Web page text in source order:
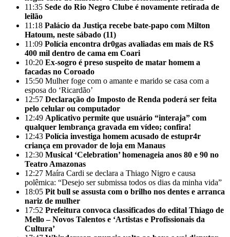
11:35 Sede do Rio Negro Clube é novamente retirada de
leilão
11:18 Palácio da Justiça recebe bate-papo com Milton
Hatoum, neste sábado (11)
11:09 Polícia encontra dr0gas avaliadas em mais de R$
400 mil dentro de cama em Coari
10:20 Ex-sogro é preso suspeito de matar homem a
facadas no Coroado
15:50 Mulher foge com o amante e marido se casa com a
esposa do ‘Ricardão’
12:57 Declaração do Imposto de Renda poderá ser feita
pelo celular ou computador
12:49 Aplicativo permite que usuário “interaja” com
qualquer lembrança gravada em vídeo; confira!
12:43 Polícia investiga homem acusado de estupr4r
criança em provador de loja em Manaus
12:30 Musical ‘Celebration’ homenageia anos 80 e 90 no
Teatro Amazonas
12:27 Maíra Cardi se declara a Thiago Nigro e causa
polêmica: “Desejo ser submissa todos os dias da minha vida”
18:05 Pit bull se assusta com o brilho nos dentes e arranca
nariz de mulher
17:52 Prefeitura convoca classificados do edital Thiago de
Mello – Novos Talentos e ‘Artistas e Profissionais da
Cultura’